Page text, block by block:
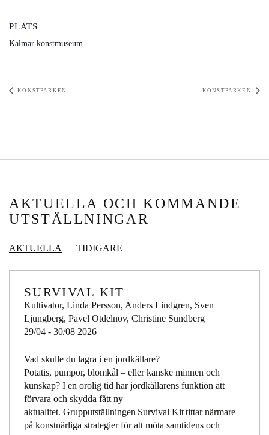
PLATS
Kalmar konstmuseum
KONSTPARKEN KONSTPARKEN
AKTUELLA OCH KOMMANDE
UTSTÄLLNINGAR
AKTUELLA TIDIGARE
SURVIVAL KIT
Kultivator, Linda Persson, Anders Lindgren, Sven
Ljungberg, Pavel Otdelnov, Christine Sundberg
29/04 - 30/08 2026
Vad skulle du lagra i en jordkällare?
Potatis, pumpor, blomkål – eller kanske minnen och
kunskap? I en orolig tid har jordkällarens funktion att
förvara och skydda fått ny
aktualitet. Grupputställningen Survival Kit tittar närmare
på konstnärliga strategier för att möta samtidens och